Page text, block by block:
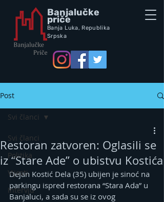
Banjalučke
priče
Banja Luka, Republika
Srpska
Post
Svi članci
Politika
Vijesti
Intervju
Svi članci
Restoran zatvoren: Oglasili se
iz “Stare Ade” o ubistvu Kostića
Dejan Kostić Dela (35) ubijen je sinoć na
parkingu ispred restorana “Stara Ada” u
Banjaluci, a sada su se iz ovog